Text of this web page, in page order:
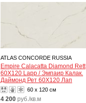
ATLAS CONCORDE RUSSIA
Empire Calacatta Diamond Rett
60X120 Lapp / Эмпаир Калак.
Даймонд Рет 60X120 Лап
60 x 120 см
4 200 руб./кв.м